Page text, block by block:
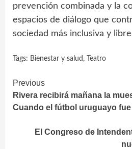
prevención combinada y la
espacios de diálogo que
sociedad más inclusiva y
Tags: Bienestar y salud , Teatro
Continue
Reading
Previous
Rivera recibirá mañana la
Cuando el fútbol uruguayo fue
El Congreso de